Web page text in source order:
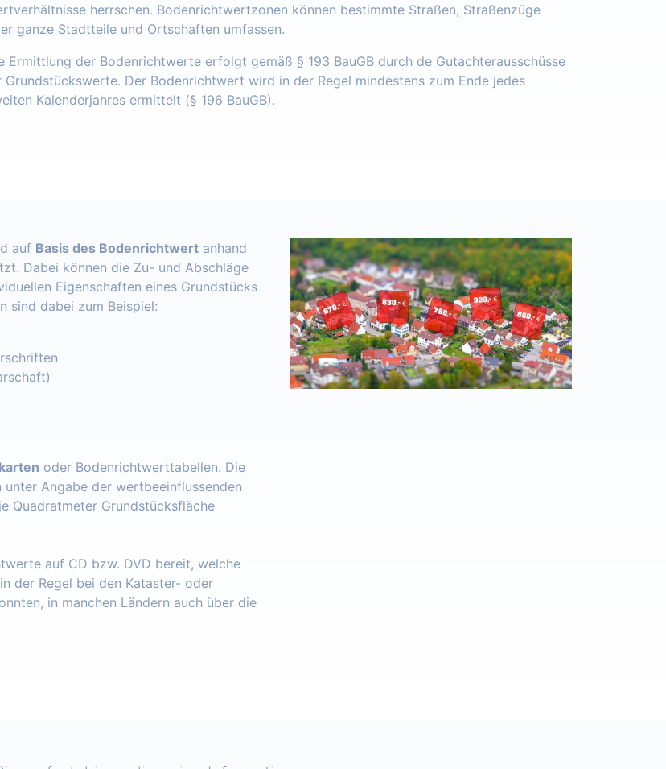
herrschen. Bodenrichtwertzonen können bestimmte Straßen, Straßenzüge
ganze Stadtteile und Ortschaften umfassen.
Ermittlung der Bodenrichtwerte erfolgt gemäß § 193 BauGB durch de Gutachterausschüsse
Grundstückswerte. Der Bodenrichtwert wird in der Regel mindestens zum Ende jedes
Kalenderjahres ermittelt (§ 196 BauGB).
auf Basis des Bodenrichtwert anhand
Dabei können die Zu- und Abschläge
Eigenschaften eines Grundstücks
sind dabei zum Beispiel:
oder Bodenrichtwerttabellen. Die
Angabe der wertbeeinflussenden
Quadratmeter Grundstücksfläche
auf CD bzw. DVD bereit, welche
der Regel bei den Kataster- oder
in manchen Ländern auch über die